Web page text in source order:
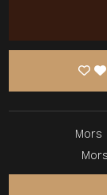
Mors